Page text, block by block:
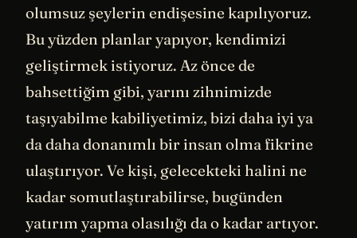
olumsuz şeylerin endişesine kapılıyoruz.
Bu yüzden planlar yapıyor, kendimizi
geliştirmek istiyoruz. Az önce de
bahsettiğim gibi, yarını zihnimizde
taşıyabilme kabiliyetimiz, bizi daha iyi ya
da daha donanımlı bir insan olma fikrine
ulaştırıyor. Ve kişi, gelecekteki halini ne
kadar somutlaştırabilirse, bugünden
yatırım yapma olasılığı da o kadar artıyor.